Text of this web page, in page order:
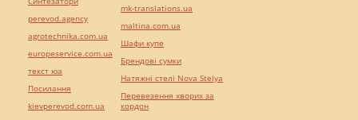
perevod.agency
agrotechnika.com.ua
europeservice.com.ua
текст юа
Посилання
kievperevod.com.ua
mk-translations.ua
maltina.com.ua
Шафи купе
Брендові сумки
Натяжні стелі Nova Stelya
Перевезення хворих за
кордон